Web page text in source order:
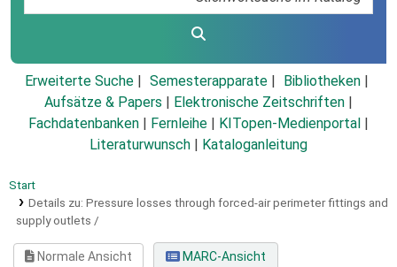
Erweiterte Suche Semesterapparate
Bibliotheken
Aufsätze & Papers
Elektronische Zeitschriften
Fachdatenbanken
Fernleihe KITopen-Medienportal
Literaturwunsch
Kataloganleitung
Start
Details zu: Pressure losses through forced-air perimeter fittings and
supply outlets /
Normale Ansicht
MARC-Ansicht